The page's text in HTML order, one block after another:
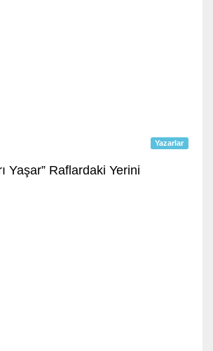
Yazarlar
Yaşar” Raflardaki Yerini